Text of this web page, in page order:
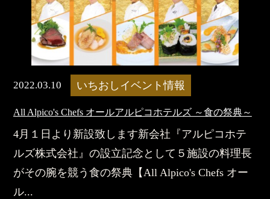
2022.03.10 いちおしイベント情報
All Alpico's Chefs オールアルピコホテルズ ～食の祭典～
4月１日より新設致します新会社『アルピコホテ
ルズ株式会社』の設立記念として５施設の料理長
がその腕を競う食の祭典【All Alpico's Chefs オー
ル...